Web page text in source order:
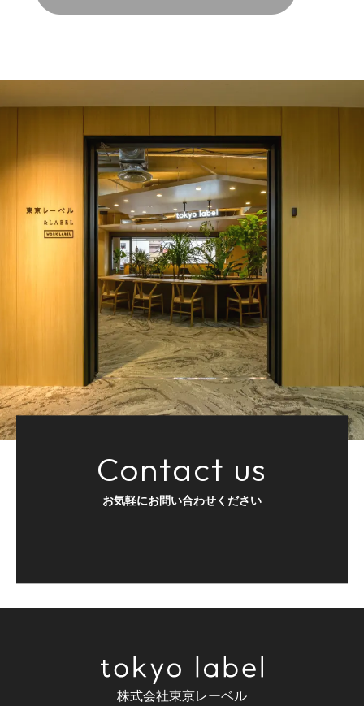
Contact us
お気軽にお問い合わせください
株式会社東京レーベル